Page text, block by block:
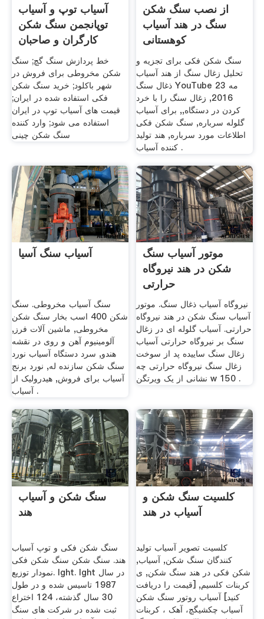
آسیاب توپ و آسیاب
توپانجمن سنگ شکن
کارگران و صاحبان
معدن
خط پردازش سنگ گچ; سنگ
شکن مخروطی برای فروش در
شهر باکلود; خرید سنگ شکن
فکی استفاده شده در ایران;
قیمت های آسیاب توپ در ایران
استفاده می شود; وارد کننده
سنگ شکن چینی
از نصب سنگ شکن
سنگ در هند آسیاب
کوهستانی
سنگ شکن فکی برای تجزیه و
تحلیل زغال سنگ از هند آسیاب
ذغال سنگ YouTube 23 مه
2016, زغال سنگ را با خرد
کردن در دستگاه,, برای آسیاب
گلوله سرباره, سنگ شکن فکی
اطلاعات مورد سرباره, هند تولید
کننده آسیاب .
آسیاب سنگ آسیا
سنگ آسیاب مخروطی. سنگ
شکن 400 اسب بخار سنگ شکن
مخروطی, ماشین آلات فرز,
آلومینیوم آهن و روی در نقشه
هندو, سرد دستگاه آسیاب نورد
سنگ شکن سازنده له, نورد برنج
آسیاب برای فروش, هیدرولیک از
آسیاب .
موتور آسیاب سنگ
شکن در هند نیروگاه
حرارتی
نیروگاه آسیاب ذغال سنگ. موتور
آسیاب سنگ شکن در هند نیروگاه
حرارتی. آسیاب گلوله ای در زغال
سنگ بر نیروگاه حرارتی آسیاب
زغال سنگ ساییده پد از سوخت
زغال سنگ نیروگاه حرارتی چه
نشانی از یک ویرتگن w 150 .
سنگ شکن و آسیاب
هند
سنگ شکن فکی و توپ آسیاب
هند. سنگ شکن سنگ شکن فکی
نمودار توزیع. lght. lght در سال
1987 تاسیس شده و در طول
30 سال گذشته، 124 اختراع
ثبت شده در شركت های سنگ
کلسیت سنگ شکن و
آسیاب در هند
کلسیت تصویر آسیاب تولید
کنندگان سنگ شکن, آسیاب,
شکن فکی در هند سنگ شکن, ی
کربنات کلسیم, [قیمت را دریافت
کنید] آسیاب روتور سنگ شکن
آسیاب چکشیگچ، آهک ، کربنات